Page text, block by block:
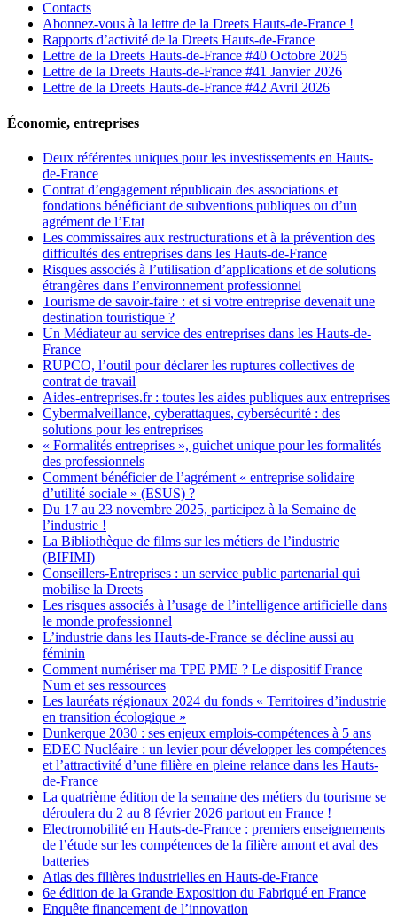
Contacts
Abonnez-vous à la lettre de la Dreets Hauts-de-France !
Rapports d’activité de la Dreets Hauts-de-France
Lettre de la Dreets Hauts-de-France #40 Octobre 2025
Lettre de la Dreets Hauts-de-France #41 Janvier 2026
Lettre de la Dreets Hauts-de-France #42 Avril 2026
Économie, entreprises
Deux référentes uniques pour les investissements en Hauts-
de-France
Contrat d’engagement républicain des associations et
fondations bénéficiant de subventions publiques ou d’un
agrément de l’Etat
Les commissaires aux restructurations et à la prévention des
difficultés des entreprises dans les Hauts-de-France
Risques associés à l’utilisation d’applications et de solutions
étrangères dans l’environnement professionnel
Tourisme de savoir-faire : et si votre entreprise devenait une
destination touristique ?
Un Médiateur au service des entreprises dans les Hauts-de-
France
RUPCO, l’outil pour déclarer les ruptures collectives de
contrat de travail
Aides-entreprises.fr : toutes les aides publiques aux entreprises
Cybermalveillance, cyberattaques, cybersécurité : des
solutions pour les entreprises
« Formalités entreprises », guichet unique pour les formalités
des professionnels
Comment bénéficier de l’agrément « entreprise solidaire
d’utilité sociale » (ESUS) ?
Du 17 au 23 novembre 2025, participez à la Semaine de
l’industrie !
La Bibliothèque de films sur les métiers de l’industrie
(BIFIMI)
Conseillers-Entreprises : un service public partenarial qui
mobilise la Dreets
Les risques associés à l’usage de l’intelligence artificielle dans
le monde professionnel
L’industrie dans les Hauts-de-France se décline aussi au
féminin
Comment numériser ma TPE PME ? Le dispositif France
Num et ses ressources
Les lauréats régionaux 2024 du fonds « Territoires d’industrie
en transition écologique »
Dunkerque 2030 : ses enjeux emplois-compétences à 5 ans
EDEC Nucléaire : un levier pour développer les compétences
et l’attractivité d’une filière en pleine relance dans les Hauts-
de-France
La quatrième édition de la semaine des métiers du tourisme se
déroulera du 2 au 8 février 2026 partout en France !
Electromobilité en Hauts-de-France : premiers enseignements
de l’étude sur les compétences de la filière amont et aval des
batteries
Atlas des filières industrielles en Hauts-de-France
6e édition de la Grande Exposition du Fabriqué en France
Enquête financement de l’innovation